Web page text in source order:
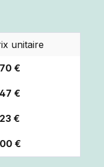
unitaire
€
€
€
€